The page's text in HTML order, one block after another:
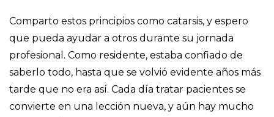
Comparto estos principios como catarsis, y espero
que pueda ayudar a otros durante su jornada
profesional. Como residente, estaba confiado de
saberlo todo, hasta que se volvió evidente años más
tarde que no era así. Cada día tratar pacientes se
convierte en una lección nueva, y aún hay mucho